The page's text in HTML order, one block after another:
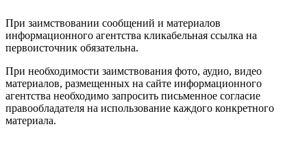
При заимствовании сообщений и материалов
информационного агентства кликабельная ссылка на
первоисточник обязательна.
При необходимости заимствования фото, аудио, видео
материалов, размещенных на сайте информационного
агентства необходимо запросить письменное согласие
правообладателя на использование каждого конкретного
материала.